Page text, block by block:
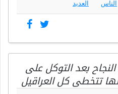
الناس العديد
بعد التوكل على
تتخطى كل العراقيل